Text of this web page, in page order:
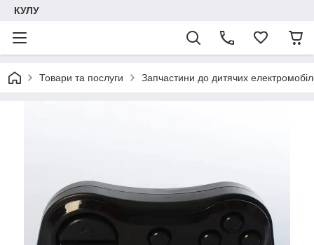
КУЛУ
Товари та послуги Запчастини до дитячих